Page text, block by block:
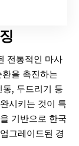
전통적인 마사
을 촉진하는
, 두드리기 등
시키는 것이 특
기반으로 한국
그레이드된 경